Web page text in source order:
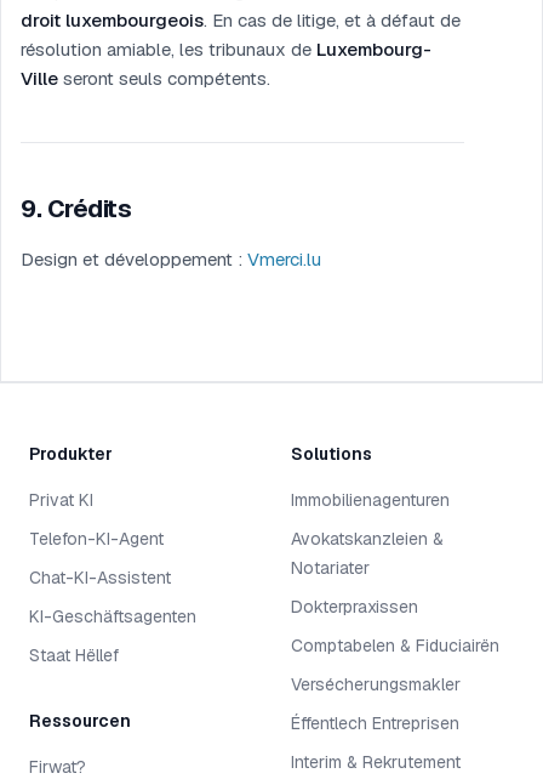
droit luxembourgeois. En cas de litige, et à défaut de
résolution amiable, les tribunaux de Luxembourg-
Ville seront seuls compétents.
9. Crédits
Design et développement : Vmerci.lu
Produkter
Privat KI
Telefon-KI-Agent
Chat-KI-Assistent
KI-Geschäftsagenten
Staat Hëllef
Ressourcen
Firwat?
Solutions
Immobilienagenturen
Avokatskanzleien &
Notariater
Dokterpraxissen
Comptabelen & Fiduciairën
Versécherungsmakler
Éffentlech Entreprisen
Interim & Rekrutement